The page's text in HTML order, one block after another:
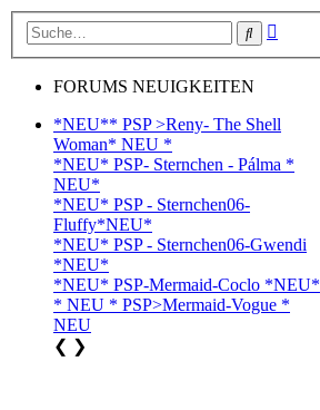
Suche
FORUMS NEUIGKEITEN
*NEU** PSP >Reny- The Shell
Woman* NEU *
*NEU* PSP- Sternchen - Pálma *
NEU*
*NEU* PSP - Sternchen06-
Fluffy*NEU*
*NEU* PSP - Sternchen06-Gwendi
*NEU*
*NEU* PSP-Mermaid-Coclo *NEU*
* NEU * PSP>Mermaid-Vogue *
NEU
❮ ❯